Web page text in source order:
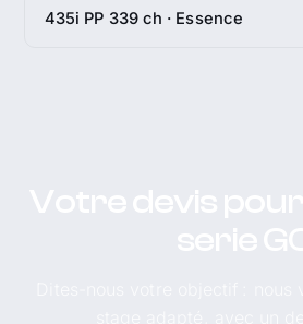
435i PP 339 ch · Essence